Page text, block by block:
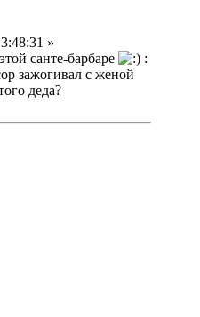
»
санте-барбаре
:
зажогивал с женой
деда?